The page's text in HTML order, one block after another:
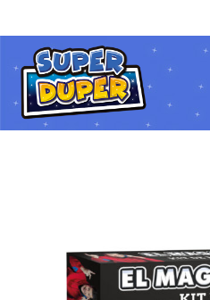
Cajas de Magia Electrónicos
Mi Cuenta